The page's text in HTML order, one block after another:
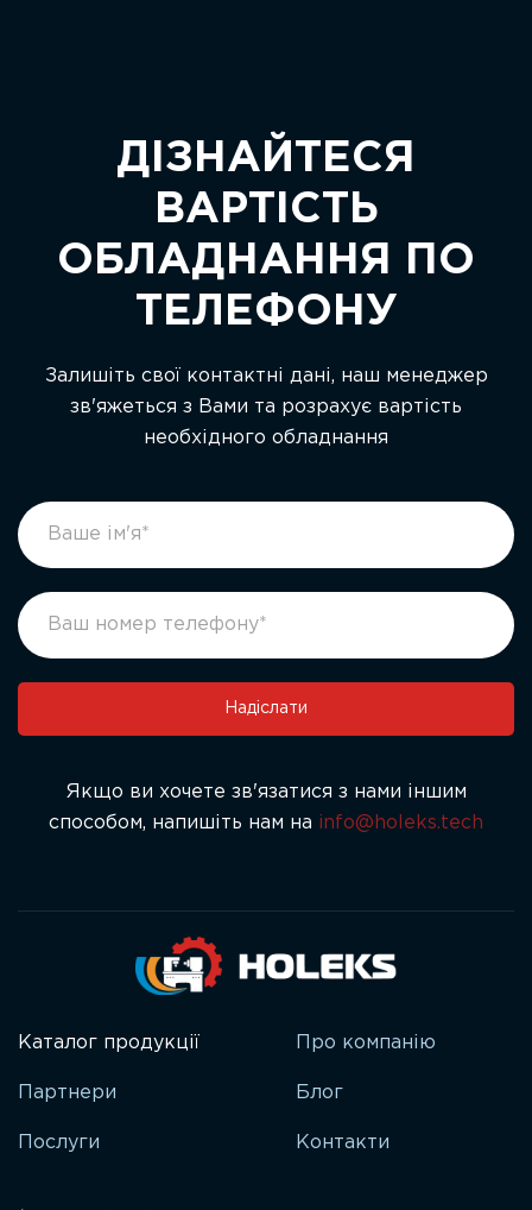
ДІЗНАЙТЕСЯ
ВАРТІСТЬ
ОБЛАДНАННЯ ПО
ТЕЛЕФОНУ
Залишіть свої контактні дані, наш менеджер
зв'яжеться з Вами та розрахує вартість
необхідного обладнання
footer
form
If
you
human,
leave
blank.
Надіслати
Якщо ви хочете зв'язатися з нами іншим
способом, напишіть нам на info@holeks.tech
Каталог продукції
Партнери
Послуги
Про компанію
Блог
Контакти